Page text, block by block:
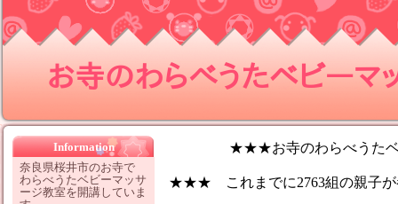
お寺のわらべうたベビーマッ
★★★お寺のわらべうたベ
★★★ これまでに2763組の親子が
Information
奈良県桜井市のお寺で
わらべうたベビーマッサ
ージ教室を開講していま